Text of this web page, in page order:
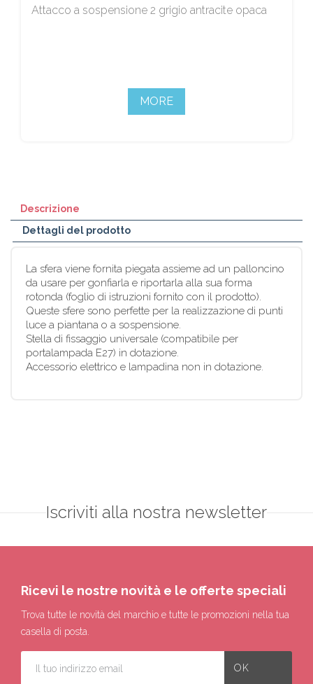
Attacco a sospensione 2 grigio antracite opaca
MORE
Descrizione
Dettagli del prodotto
La sfera viene fornita piegata assieme ad un palloncino
da usare per gonfiarla e riportarla alla sua forma
rotonda (foglio di istruzioni fornito con il prodotto).
Queste sfere sono perfette per la realizzazione di punti
luce a piantana o a sospensione.
Stella di fissaggio universale (compatibile per
portalampada E27) in dotazione.
Accessorio elettrico e lampadina non in dotazione.
Iscriviti alla nostra newsletter
Ricevi le nostre novità e le offerte speciali
Trova tutte le novità del marchio e tutte le promozioni nella tua
casella di posta.